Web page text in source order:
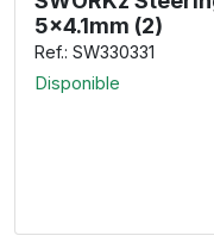
5x4.1mm (2)
Ref.: SW330331
Disponible